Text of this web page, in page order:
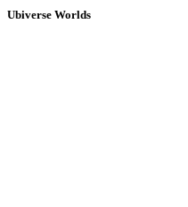
Ubiverse Worlds